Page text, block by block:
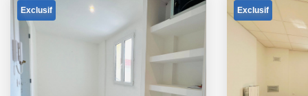
Exclusif Exclusif